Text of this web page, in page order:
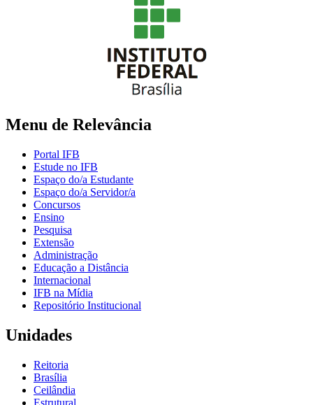
Menu de Relevância
Portal IFB
Estude no IFB
Espaço do/a Estudante
Espaço do/a Servidor/a
Concursos
Ensino
Pesquisa
Extensão
Administração
Educação a Distância
Internacional
IFB na Mídia
Repositório Institucional
Unidades
Reitoria
Brasília
Ceilândia
Estrutural